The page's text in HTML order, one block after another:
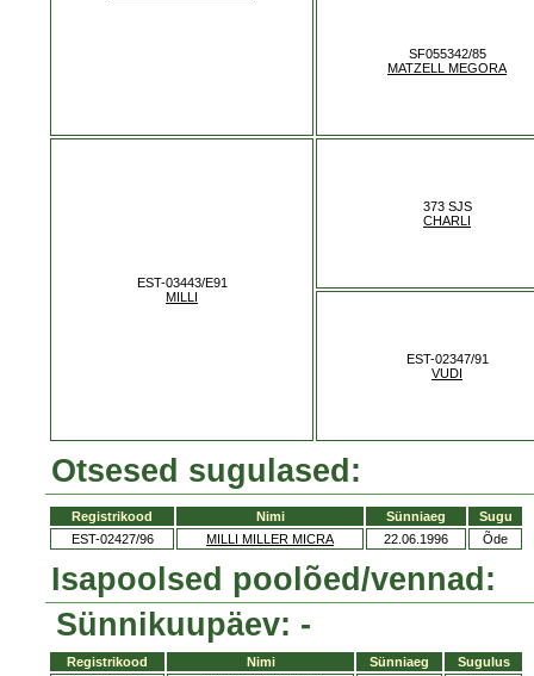
SF055342/85
MATZELL MEGORA
EST-03443/E91
MILLI
373 SJS
CHARLI
EST-02347/91
VUDI
Otsesed sugulased:
Registrikood Nimi Sünniaeg
Sugu
EST-02427/96
MILLI MILLER MICRA 22.06.1996 Õde
Isapoolsed poolõed/vennad:
Sünnikuupäev: -
Registrikood Nimi Sünniaeg
Sugulus